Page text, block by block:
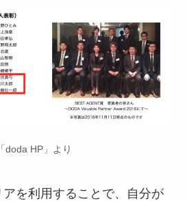
「doda HP」より
を利用することで、自分が